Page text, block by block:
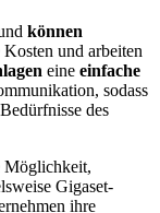
können
Kosten und arbeiten
eine einfache
sodass
des
Möglichkeit,
Gigaset-
ihre